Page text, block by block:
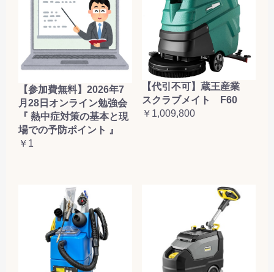
【参加費無料】2026年7
月28日オンライン勉強会
『 熱中症対策の基本と現
場での予防ポイント 』
￥1
【代引不可】蔵王産業
スクラブメイト F60
￥1,009,800